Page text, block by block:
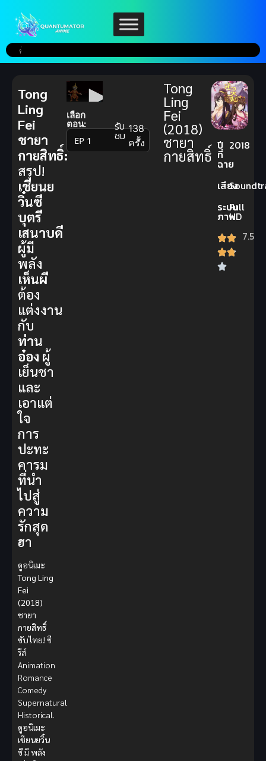
เลือก
ตอน:
▼
รับ
ชม 138
ครั้ง
Tong
Ling
Fei
(2018)
ชายา
กายสิทธิ์
ปี
ที่
ฉาย
2018
เสียง
ระบบ
ภาพ
Full
HD
7.5
Tong
Ling
Fei
ชายา
กายสิทธิ์:
สรุป!
เชียนย
วิ๋นซี
บุตรี
เสนาบดี
ผู้มี
พลัง
เห็นผี
ต้อง
แต่งงาน
กับ
ท่าน
อ๋อง ผู้
เย็นชา
และ
เอาแต่
ใจ
การ
ปะทะ
คารม
ที่นำ
ไปสู่
ความ
รักสุด
ฮา
ดูอนิเมะ
Tong Ling
Fei
(2018)
ชายา
กายสิทธิ์
ซับไทย! ซี
รีส์
Animation
Romance
Comedy
Supernatural
Historical.
ดูอนิเมะ
เชียนยวิ๋น
ซีมี พลัง